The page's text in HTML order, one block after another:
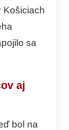
Košiciach
sa
aj
bol na